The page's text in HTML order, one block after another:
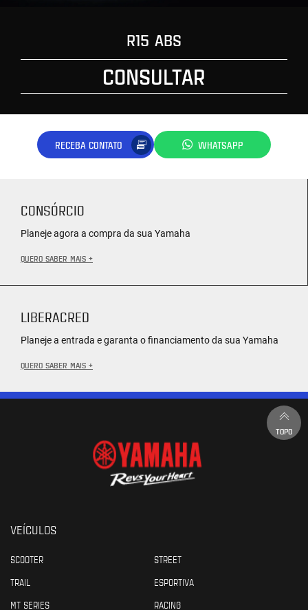
R15 ABS
CONSULTAR
RECEBA CONTATO WHATSAPP
CONSÓRCIO
Planeje agora a compra da sua Yamaha
QUERO SABER MAIS +
LIBERACRED
Planeje a entrada e garanta o financiamento da sua Yamaha
QUERO SABER MAIS +
TOPO
VEÍCULOS
SCOOTER
STREET
TRAIL
ESPORTIVA
MT SERIES
RACING